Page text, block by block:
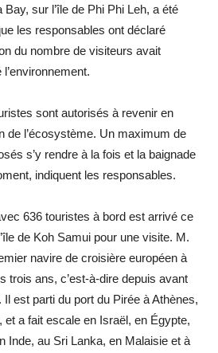
sur l’île de Phi Phi Leh, a été
les responsables ont déclaré
du nombre de visiteurs avait
sont autorisés à revenir en
de l’écosystème. Un maximum de
s’y rendre à la fois et la baignade
indiquent les responsables.
636 touristes à bord est arrivé ce
de Koh Samui pour une visite. M.
navire de croisière européen à
trois ans, c’est-à-dire depuis avant
Il est parti du port du Pirée à Athènes,
a fait escale en Israël, en Égypte,
Inde, au Sri Lanka, en Malaisie et à